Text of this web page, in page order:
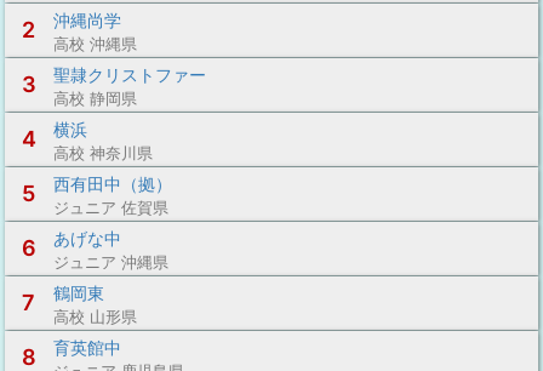
2 沖縄尚学
高校 沖縄県
3 聖隷クリストファー
高校 静岡県
4 横浜
高校 神奈川県
5 西有田中（拠）
ジュニア 佐賀県
6 あげな中
ジュニア 沖縄県
7 鶴岡東
高校 山形県
8 育英館中